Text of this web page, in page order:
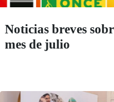
Noticias breves
mes de julio